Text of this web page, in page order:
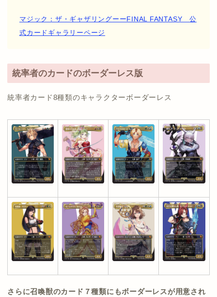
マジック：ザ・ギャザリングーーFINAL FANTASY 公
式カードギャラリーページ
統率者のカードのボーダーレス版
統率者カード8種類のキャラクターボーダーレス
さらに召喚獣のカード７種類にもボーダーレスが用意され